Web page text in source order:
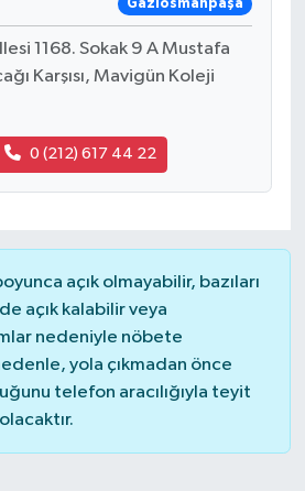
Gaziosmanpaşa
1168. Sokak 9 A Mustafa
Karşısı, Mavigün Koleji
0 (212) 617 44 22
açık olmayabilir, bazıları
açık kalabilir veya
nedeniyle nöbete
yola çıkmadan önce
telefon aracılığıyla teyit